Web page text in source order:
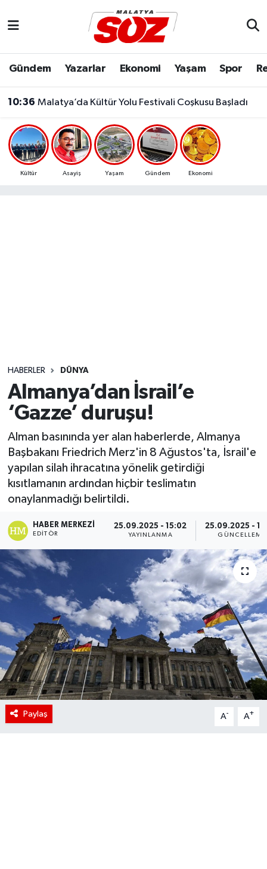
Gündem Yazarlar Ekonomi Yaşam Spor
10:36 Malatya’da Kültür Yolu Festivali Coşkusu Başladı
Kültür Asayiş Yaşam Gündem Ekonomi
HABERLER DÜNYA
Almanya’dan İsrail’e
‘Gazze’ duruşu!
Alman basınında yer alan haberlerde, Almanya
Başbakanı Friedrich Merz'in 8 Ağustos'ta, İsrail'e
yapılan silah ihracatına yönelik getirdiği
kısıtlamanın ardından hiçbir teslimatın
onaylanmadığı belirtildi.
HABER MERKEZI
EDITÖR
25.09.2025 - 15:02
YAYINLANMA
25.09.2025 -
GÜNCELLEME
Paylaş A- A+
Dünya
Eğitim
Ekonomi
Yaşam
Malatya Nöbetçi Eczaneler
Malatya Namaz Vakitleri
Malatya Trafik Yoğunluk Haritası
Süper Lig Puan Durumu ve Fikstür